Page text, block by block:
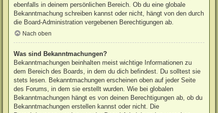
ebenfalls in deinem persönlichen Bereich. Ob du eine globale
Bekanntmachung schreiben kannst oder nicht, hängt von den durch
die Board-Administration vergebenen Berechtigungen ab.
Nach oben
Was sind Bekanntmachungen?
Bekanntmachungen beinhalten meist wichtige Informationen zu
dem Bereich des Boards, in dem du dich befindest. Du solltest sie
stets lesen. Bekanntmachungen erscheinen oben auf jeder Seite
des Forums, in dem sie erstellt wurden. Wie bei globalen
Bekanntmachungen hängt es von deinen Berechtigungen ab, ob du
Bekanntmachungen erstellen kannst oder nicht. Die